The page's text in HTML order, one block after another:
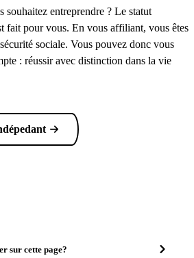
souhaitez entreprendre ? Le statut
fait pour vous. En vous affiliant, vous êtes
sociale. Vous pouvez donc vous
: réussir avec distinction dans la vie
sur cette page?